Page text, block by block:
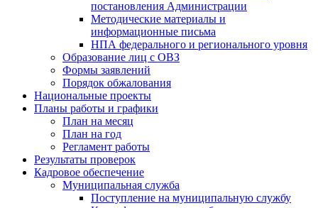
постановления Администрации
Методические материалы и
информационные письма
НПА федерального и регионального уровня
Образование лиц с ОВЗ
Формы заявлений
Порядок обжалования
Национальные проекты
Планы работы и графики
План на месяц
План на год
Регламент работы
Результаты проверок
Кадровое обеспечение
Муниципальная служба
Поступление на муниципальную службу